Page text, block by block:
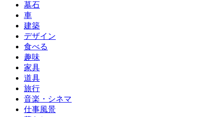
墓石
車
建築
デザイン
食べる
趣味
家具
道具
旅行
音楽・シネマ
仕事風景